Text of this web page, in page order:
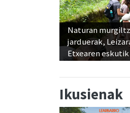
Naturan
jarduerak,
Etxearen eskutik
Ikusienak